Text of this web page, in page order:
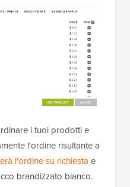
i tuoi prodotti e
l'ordine risultante a
l'ordine su richiesta e
brandizzato bianco.